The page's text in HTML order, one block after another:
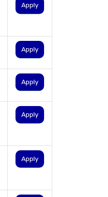
Apply
Apply
Apply
Apply
Apply